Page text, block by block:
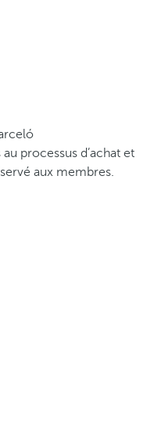
processus d’achat et
aux membres.